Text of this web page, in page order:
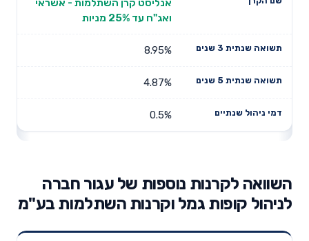
ואג"ח עד 25% מניות
8.95%
4.87%
0.5%
השוואה לקרנות נוספות של עגור חברה
לניהול קופות גמל וקרנות השתלמות בע"מ